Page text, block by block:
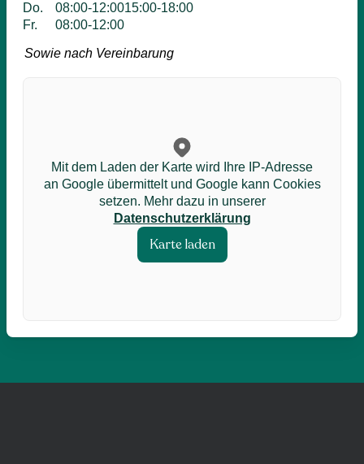
Do. 08:00-12:0015:00-18:00
Fr. 08:00-12:00
Sowie nach Vereinbarung
Mit dem Laden der Karte wird Ihre IP-Adresse
an Google übermittelt und Google kann Cookies
setzen. Mehr dazu in unserer
Datenschutzerklärung
Karte laden